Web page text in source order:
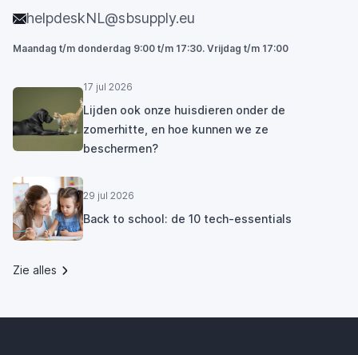
helpdeskNL@sbsupply.eu
Maandag t/m donderdag 9:00 t/m 17:30. Vrijdag t/m 17:00
17 jul 2026
Lijden ook onze huisdieren onder de
zomerhitte, en hoe kunnen we ze
beschermen?
29 jul 2026
Back to school: de 10 tech-essentials
Zie alles